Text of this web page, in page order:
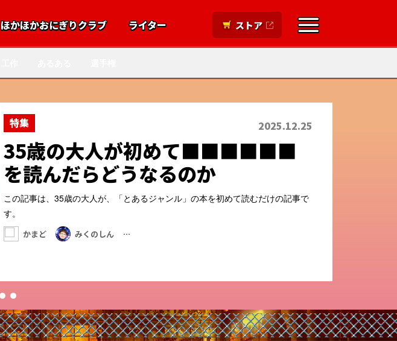
ほかほかおにぎりクラブ ライター ストア
特集 2026.06.30
普通の言葉すぎて周囲の人には気づ
かれてない「漫画の引用」発表会
好みのタイプだ